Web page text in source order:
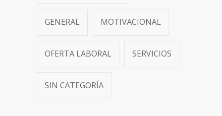
GENERAL MOTIVACIONAL
OFERTA LABORAL SERVICIOS
SIN CATEGORÍA